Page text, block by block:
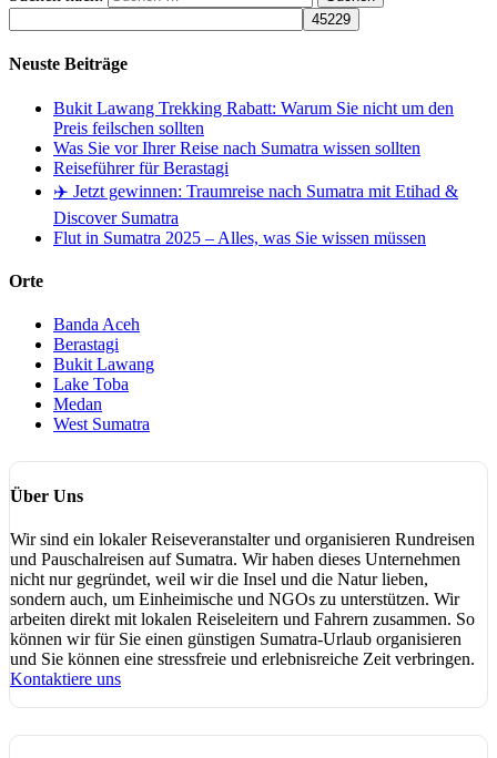
Neuste Beiträge
Bukit Lawang Trekking Rabatt: Warum Sie nicht um den
Preis feilschen sollten
Was Sie vor Ihrer Reise nach Sumatra wissen sollten
Reiseführer für Berastagi
✈️ Jetzt gewinnen: Traumreise nach Sumatra mit Etihad &
Discover Sumatra
Flut in Sumatra 2025 – Alles, was Sie wissen müssen
Orte
Banda Aceh
Berastagi
Bukit Lawang
Lake Toba
Medan
West Sumatra
Über Uns
Wir sind ein lokaler Reiseveranstalter und organisieren Rundreisen
und Pauschalreisen auf Sumatra. Wir haben dieses Unternehmen
nicht nur gegründet, weil wir die Insel und die Natur lieben,
sondern auch, um Einheimische und NGOs zu unterstützen. Wir
arbeiten direkt mit lokalen Reiseleitern und Fahrern zusammen. So
können wir für Sie einen günstigen Sumatra-Urlaub organisieren
und Sie können eine stressfreie und erlebnisreiche Zeit verbringen.
Kontaktiere uns